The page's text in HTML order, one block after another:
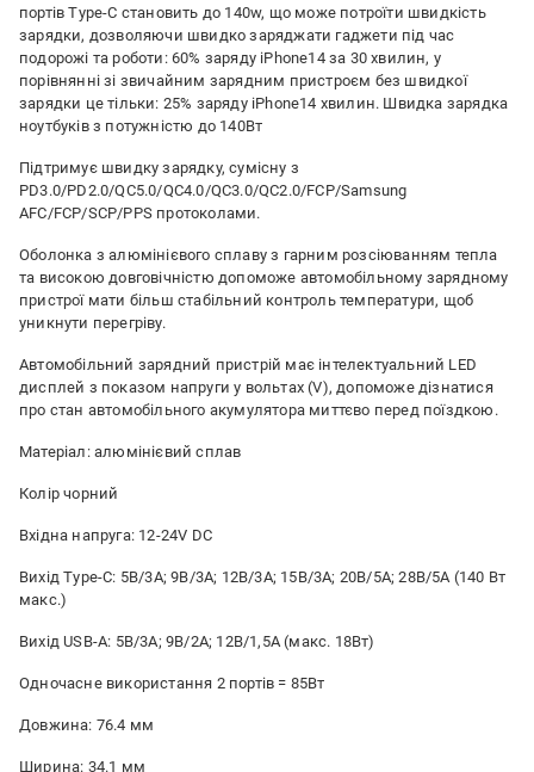
портів Type-C становить до 140w, що може потроїти швидкість
зарядки, дозволяючи швидко заряджати гаджети під час
подорожі та роботи: 60% заряду iPhone14 за 30 хвилин, у
порівнянні зі звичайним зарядним пристроєм без швидкої
зарядки це тільки: 25% заряду iPhone14 хвилин. Швидка зарядка
ноутбуків з потужністю до 140Вт
Підтримує швидку зарядку, сумісну з
PD3.0/PD2.0/QC5.0/QC4.0/QC3.0/QC2.0/FCP/Samsung
AFC/FCP/SCP/PPS протоколами.
Оболонка з алюмінієвого сплаву з гарним розсіюванням тепла
та високою довговічністю допоможе автомобільному зарядному
пристрої мати більш стабільний контроль температури, щоб
уникнути перегріву.
Автомобільний зарядний пристрій має інтелектуальний LED
дисплей з показом напруги у вольтах (V), допоможе дізнатися
про стан автомобільного акумулятора миттєво перед поїздкою.
Матеріал: алюмінієвий сплав
Колір чорний
Вхідна напруга: 12-24V DC
Вихід Type-C: 5В/3А; 9В/3А; 12В/3А; 15В/3А; 20В/5А; 28В/5А (140 Вт
макс.)
Вихід USB-A: 5В/3А; 9В/2А; 12В/1,5А (макс. 18Вт)
Одночасне використання 2 портів = 85Вт
Довжина: 76.4 мм
Ширина: 34.1 мм